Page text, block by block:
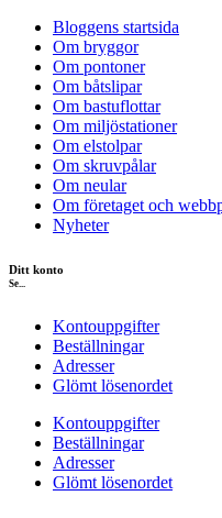
Bloggens startsida
Om bryggor
Om pontoner
Om båtslipar
Om bastuflottar
Om miljöstationer
Om elstolpar
Om skruvpålar
Om neular
Om företaget och
Nyheter
Ditt konto
Se...
Kontouppgifter
Beställningar
Adresser
Glömt lösenordet
Kontouppgifter
Beställningar
Adresser
Glömt lösenordet